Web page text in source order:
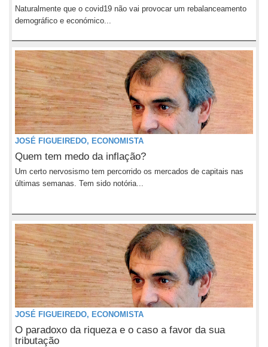
Naturalmente que o covid19 não vai provocar um rebalanceamento
demográfico e económico...
JOSÉ FIGUEIREDO, ECONOMISTA
Quem tem medo da inflação?
Um certo nervosismo tem percorrido os mercados de capitais nas
últimas semanas. Tem sido notória...
JOSÉ FIGUEIREDO, ECONOMISTA
O paradoxo da riqueza e o caso a favor da sua
tributação